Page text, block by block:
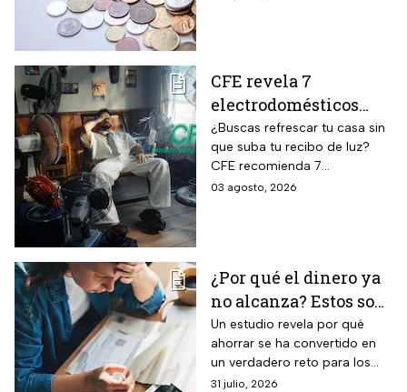
CFE revela 7
electrodomésticos
para combatir el calor
sin que se dispare tu
recibo de luz
¿Buscas refrescar tu casa sin
que suba tu recibo de luz?
CFE recomienda 7
electrodomésticos eficientes
03 agosto, 2026
¿Por qué el dinero ya
no alcanza? Estos son
los gastos que más
impactan a los
mexicanos
Un estudio revela por qué
ahorrar se ha convertido en
un verdadero reto para los
mexicanos.
31 julio, 2026